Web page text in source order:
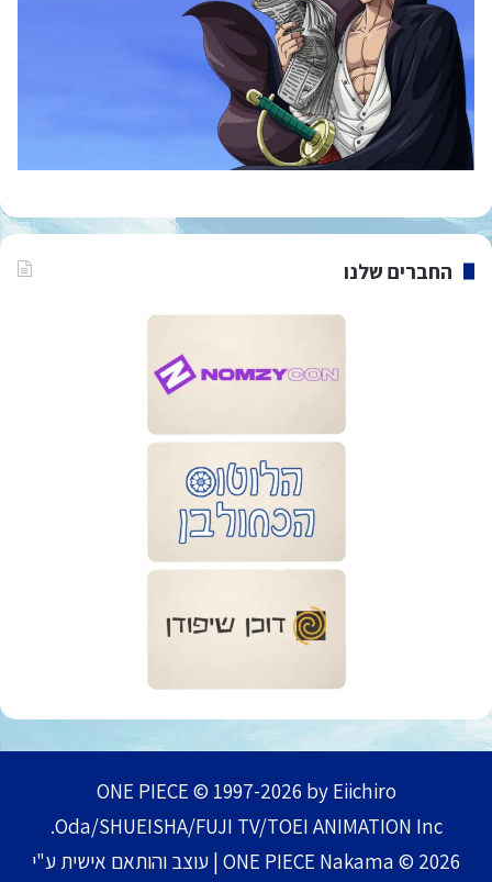
החברים שלנו
ONE PIECE © 1997-2026 by Eiichiro
Oda/SHUEISHA/FUJI TV/TOEI ANIMATION Inc.
ONE PIECE Nakama © 2026 | עוצב והותאם אישית ע"י